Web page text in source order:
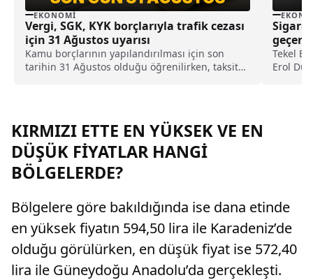
EKONOMI
Vergi, SGK, KYK borçlarıyla trafik cezası
için 31 Ağustos uyarısı
Kamu borçlarının yapılandırılması için son
tarihin 31 Ağustos olduğu öğrenilirken, taksit
geçerli
Tekel
Erol
KIRMIZI ETTE EN YÜKSEK VE EN
DÜŞÜK FİYATLAR HANGİ
BÖLGELERDE?
Bölgelere göre bakıldığında ise dana etinde
en yüksek fiyatın 594,50 lira ile Karadeniz’de
olduğu görülürken, en düşük fiyat ise 572,40
lira ile Güneydoğu Anadolu’da gerçekleşti.